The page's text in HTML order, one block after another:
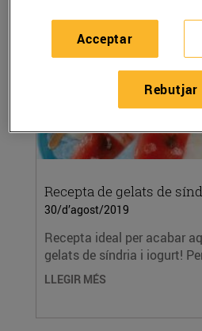
Recepta de gelats de
30/d’agost/2019
Recepta ideal per acabar
gelats de síndria i iogurt!
LLEGIR MÉS
Rebutjar
Acceptar